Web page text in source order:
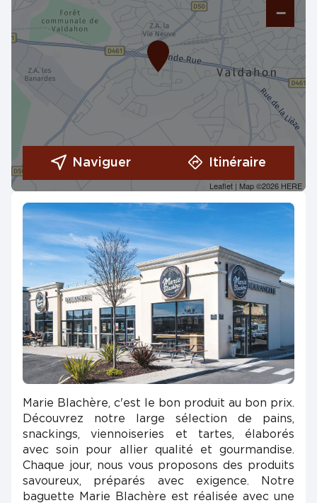
−
Leaflet | Map ©2026 HERE
Naviguer Itinéraire
Marie Blachère, c'est le bon produit au bon prix.
Découvrez notre large sélection de pains,
snackings, viennoiseries et tartes, élaborés
avec soin pour allier qualité et gourmandise.
Chaque jour, nous vous proposons des produits
savoureux, préparés avec exigence. Notre
baguette Marie Blachère est réalisée avec une